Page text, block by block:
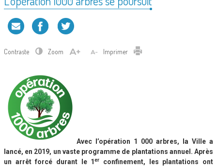
Contraste Zoom Imprimer
Avec l’opération 1 000 arbres, la Ville a
lancé, en 2019, un vaste programme de plantations annuel. Après
un arrêt forcé durant le 1er
confinement, les plantations ont